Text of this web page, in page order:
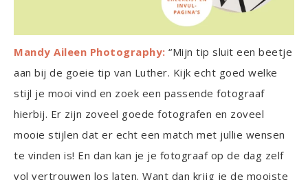
Mandy Aileen Photography: “Mijn tip sluit een beetje
aan bij de goeie tip van Luther. Kijk echt goed welke
stijl je mooi vind en zoek een passende fotograaf
hierbij. Er zijn zoveel goede fotografen en zoveel
mooie stijlen dat er echt een match met jullie wensen
te vinden is! En dan kan je je fotograaf op de dag zelf
vol vertrouwen los laten. Want dan krijg je de mooiste